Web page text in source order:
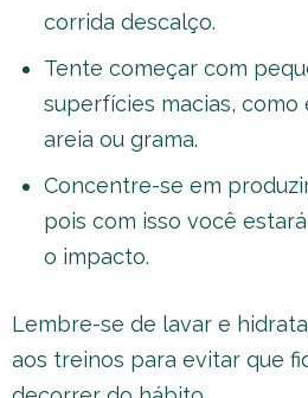
corrida descalço.
Tente começar com
superfícies macias, como
areia ou grama.
Concentre-se em
pois com isso você
o impacto.
Lembre-se de lavar e
aos treinos para evitar que